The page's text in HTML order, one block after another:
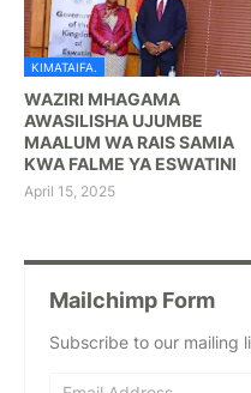
KIMATAIFA.
WAZIRI MHAGAMA
AWASILISHA UJUMBE
MAALUM WA RAIS SAMIA
KWA FALME YA ESWATINI
April 15, 2025
Mailchimp Form
Subscribe to our mailing